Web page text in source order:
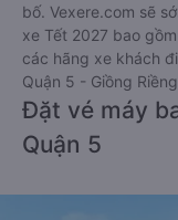
bố. Vexere.com sẽ
xe Tết 2027 bao
các hãng xe khách
Quận 5 - Giồng
Đặt vé máy
Quận 5